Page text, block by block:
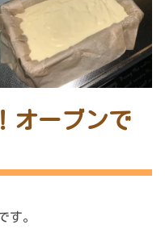
オーブンで
す。